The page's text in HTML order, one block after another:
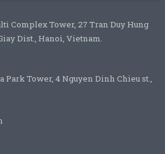
Complex Tower, 27 Tran Duy Hung
Dist., Hanoi, Vietnam.
Park Tower, 4 Nguyen Dinh Chieu st.,